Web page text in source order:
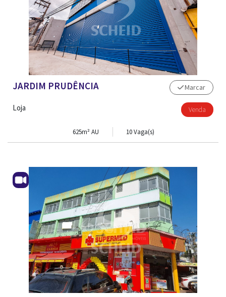
JARDIM PRUDÊNCIA
Loja
Marcar
Venda
625m² AU 10 Vaga(s)